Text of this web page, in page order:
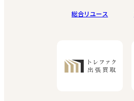
総合リユース